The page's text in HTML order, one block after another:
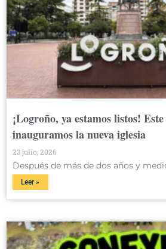
¡Logroño, ya estamos listos!
inauguramos la nueva iglesia
23 julio, 2026
Después de más de dos años y
Leer »